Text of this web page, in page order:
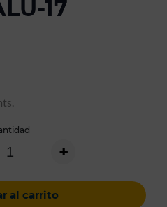
17
+
al carrito